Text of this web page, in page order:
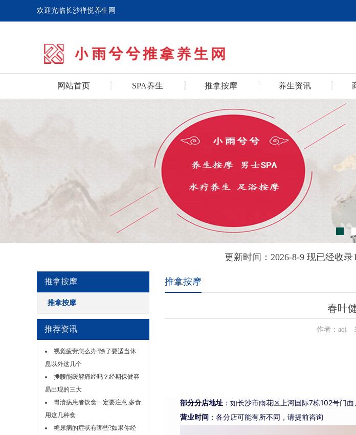
欢迎光临长沙禅悦养生网
网站首页 SPA养生 推拿按摩 养生资讯
更新时间：2026-8-9 现已经收
推拿按摩
推拿按摩
推荐资讯
视觉疲劳怎么办?除了要适当休
息以外这几个
捶腰能缓解痛经吗？经期保健容
易出现的三大
胃溃疡患者饮食一定要注意,多食
用这几种食
糖尿病的症状有哪些?如果你经
推拿按摩
春叶
作者：aqi
部分分店地址 ：如长沙市雨花区上河国际7栋102号门
营业时间 ：各分店可能有所不同，请提前咨询